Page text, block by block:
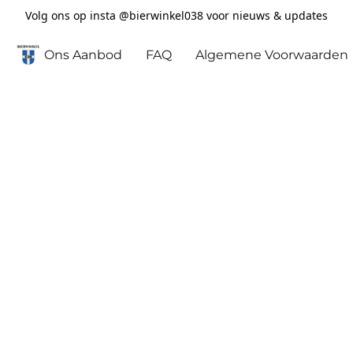
Volg ons op insta @bierwinkel038 voor nieuws & updates
Ons Aanbod FAQ Algemene Voorwaarden